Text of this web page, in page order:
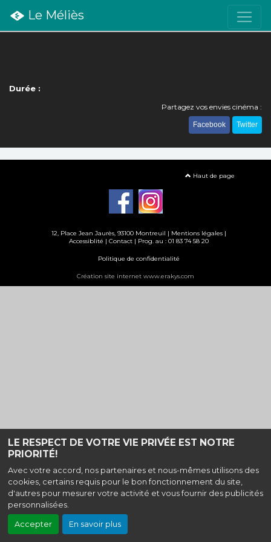
LE RESPECT DE VOTRE VIE PRIVÉE EST NOTRE
PRIORITÉ!
Avec votre accord, nos partenaires et nous-mêmes utilisons des
cookies, certains requis pour le bon fonctionnement du site,
d'autres pour mesurer votre activité et vous fournir des publicités
personnalisées.
Accepter En savoir plus
Le Méliès
Durée :
Partagez vos envies cinéma :
Facebook Twitter
Haut de page
12, Place Jean Jaurès, 93100 Montreuil | Mentions légales|
Accessiblité | Contact| Prog. au : 01 83 74 58 20
Politique de confidentialité
Création site internet www.erakys.com